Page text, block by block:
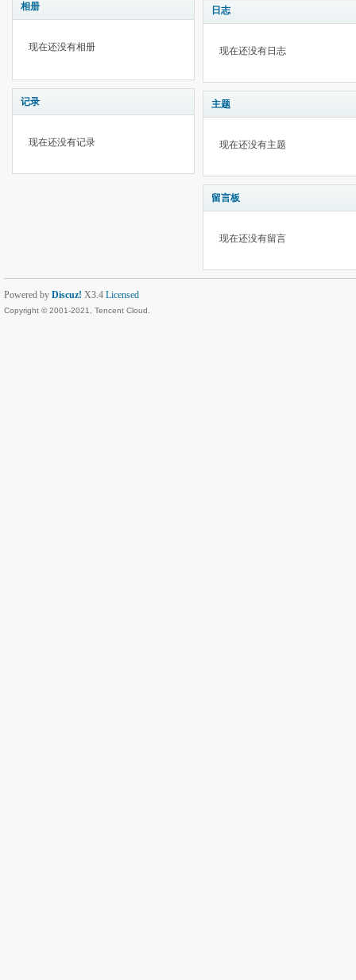
相册
现在还没有相册
记录
现在还没有记录
日志
现在还没有日志
主题
现在还没有主题
留言板
现在还没有留言
Powered by Discuz! X3.4 Licensed
Copyright © 2001-2021, Tencent Cloud.